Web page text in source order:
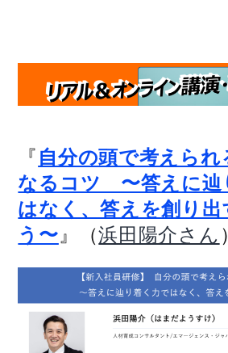
『 自分の頭で考えられ
なるコツ 〜答えに辿
はなく、答えを創り出
う〜 』（浜田陽介さん ）